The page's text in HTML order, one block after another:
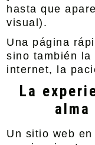
hasta que
visual).
Una página
sino también la
internet, la
La
Un sitio web